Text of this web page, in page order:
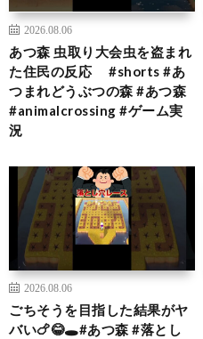
2026.08.06
あつ森 虫取り大会虫を盗まれ
た住民の反応 #shorts #あ
つまれどうぶつの森 #あつ森
#animalcrossing #ゲーム実
況
2026.08.06
ごちそうを目指した結果がヤ
バい🍗😂🕳️#あつ森 #落とし